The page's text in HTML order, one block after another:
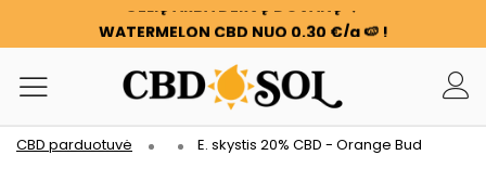
WATERMELON CBD NUO 0,30 €/g 🍉 !
UŽSAKYMAI DVIGUBAI ✨
KIEKVIENĄ KARTĄ, KAI IŠLEIDŽIATE 100 €, GAUNATE 100 G
GĖLIŲ ARBA DERVŲ DOVANŲ ❤️
WATERMELON CBD NUO 0,30 €/g 🍉 !
UŽSAKYMAI DVIGUBAI ✨
CBD parduotuvė E. skystis 20% CBD - Orange Bud